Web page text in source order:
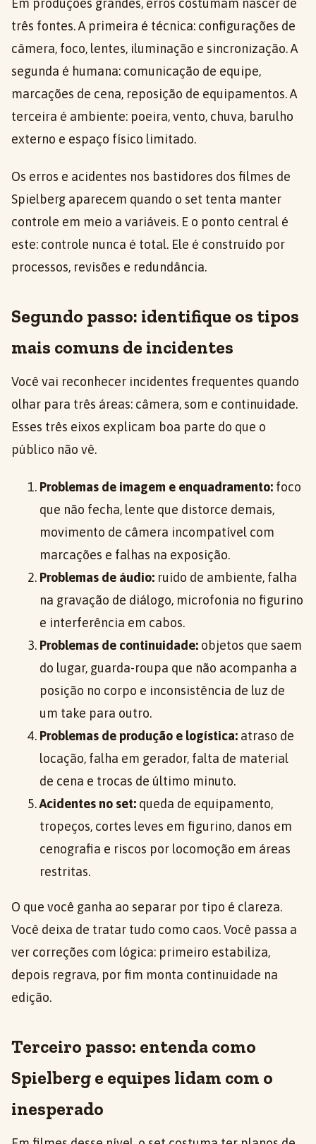
Em produções grandes, erros costumam nascer de
três fontes. A primeira é técnica: configurações de
câmera, foco, lentes, iluminação e sincronização. A
segunda é humana: comunicação de equipe,
marcações de cena, reposição de equipamentos. A
terceira é ambiente: poeira, vento, chuva, barulho
externo e espaço físico limitado.
Os erros e acidentes nos bastidores dos filmes de
Spielberg aparecem quando o set tenta manter
controle em meio a variáveis. E o ponto central é
este: controle nunca é total. Ele é construído por
processos, revisões e redundância.
Segundo passo: identifique os tipos
mais comuns de incidentes
Você vai reconhecer incidentes frequentes quando
olhar para três áreas: câmera, som e continuidade.
Esses três eixos explicam boa parte do que o
público não vê.
Problemas de imagem e enquadramento: foco
que não fecha, lente que distorce demais,
movimento de câmera incompatível com
marcações e falhas na exposição.
Problemas de áudio: ruído de ambiente, falha
na gravação de diálogo, microfonia no figurino
e interferência em cabos.
Problemas de continuidade: objetos que saem
do lugar, guarda-roupa que não acompanha a
posição no corpo e inconsistência de luz de
um take para outro.
Problemas de produção e logística: atraso de
locação, falha em gerador, falta de material
de cena e trocas de último minuto.
Acidentes no set: queda de equipamento,
tropeços, cortes leves em figurino, danos em
cenografia e riscos por locomoção em áreas
restritas.
O que você ganha ao separar por tipo é clareza.
Você deixa de tratar tudo como caos. Você passa a
ver correções com lógica: primeiro estabiliza,
depois regrava, por fim monta continuidade na
edição.
Terceiro passo: entenda como
Spielberg e equipes lidam com o
inesperado